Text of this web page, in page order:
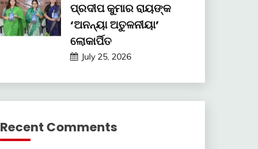
ପ୍ରଦୀପ କୁମାର ରାୟଙ୍କ
‘ଅନନ୍ୟା ଅତୁଳନୀୟା’
ଲୋକାର୍ପିତ
July 25, 2026
Recent Comments